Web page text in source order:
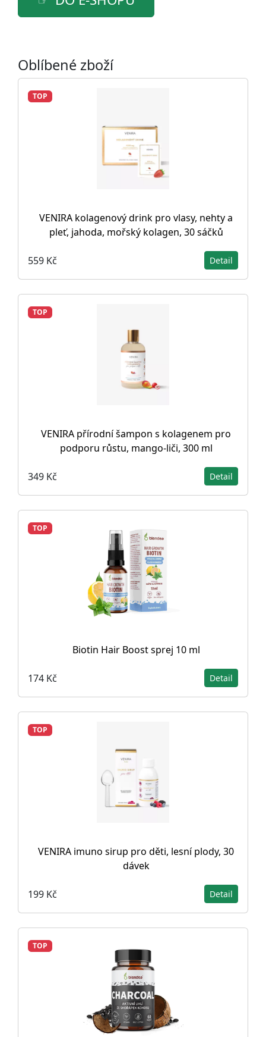
Oblíbené zboží
TOP
VENIRA kolagenový drink pro vlasy, nehty a
pleť, jahoda, mořský kolagen, 30 sáčků
559 Kč Detail
TOP
VENIRA přírodní šampon s kolagenem pro
podporu růstu, mango-liči, 300 ml
349 Kč Detail
TOP
Biotin Hair Boost sprej 10 ml
174 Kč Detail
TOP
VENIRA imuno sirup pro děti, lesní plody, 30
dávek
199 Kč Detail
TOP